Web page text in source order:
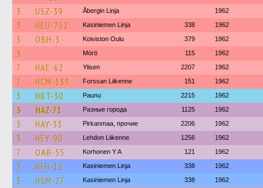
3 USZ-39 Åbergin Linja 1962
3 HEU-752 Kasiniemen Linja 338 1962
3 OBH-3 Koiviston Oulu 379 1962
3 Mörö 115 1962
7 HAE-62 Ylisen 2207 1962
7 HCM-133 Forssan Liikenne 151 1962
3 HBT-30 Paunu 2215 1962
3 HAZ-71 Разные города 1125 1962
3 HAY-33 Pirkanmaa, прочие 2206 1962
3 HEY-90 Lehdon Liikenne 1256 1962
7 OAB-55 Korhonen Y A 121 1962
3 HFH-12 Kasiniemen Linja 338 1962
3 HSM-27 Kasiniemen Linja 338 1962